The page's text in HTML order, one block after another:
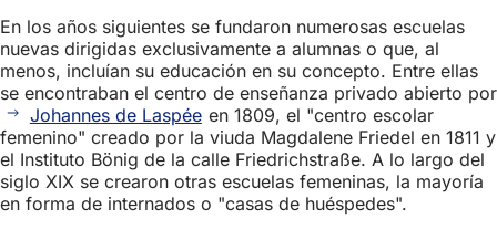
En los años siguientes se fundaron numerosas escuelas
nuevas dirigidas exclusivamente a alumnas o que, al
menos, incluían su educación en su concepto. Entre ellas
se encontraban el centro de enseñanza privado abierto por
Johannes de Laspée en 1809, el "centro escolar
femenino" creado por la viuda Magdalene Friedel en 1811 y
el Instituto Bönig de la calle Friedrichstraße. A lo largo del
siglo XIX se crearon otras escuelas femeninas, la mayoría
en forma de internados o "casas de huéspedes".